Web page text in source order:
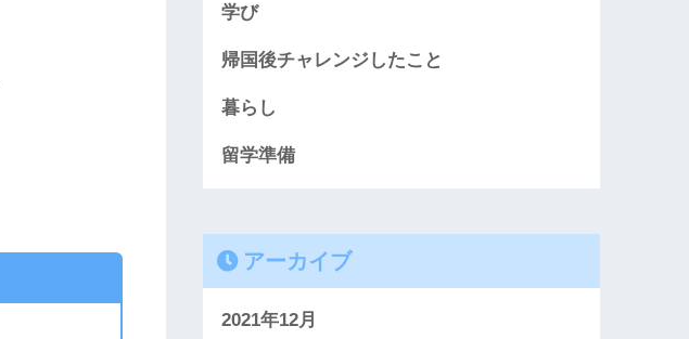
学び
帰国後チャレンジしたこと
暮らし
留学準備
アーカイブ
2021年12月